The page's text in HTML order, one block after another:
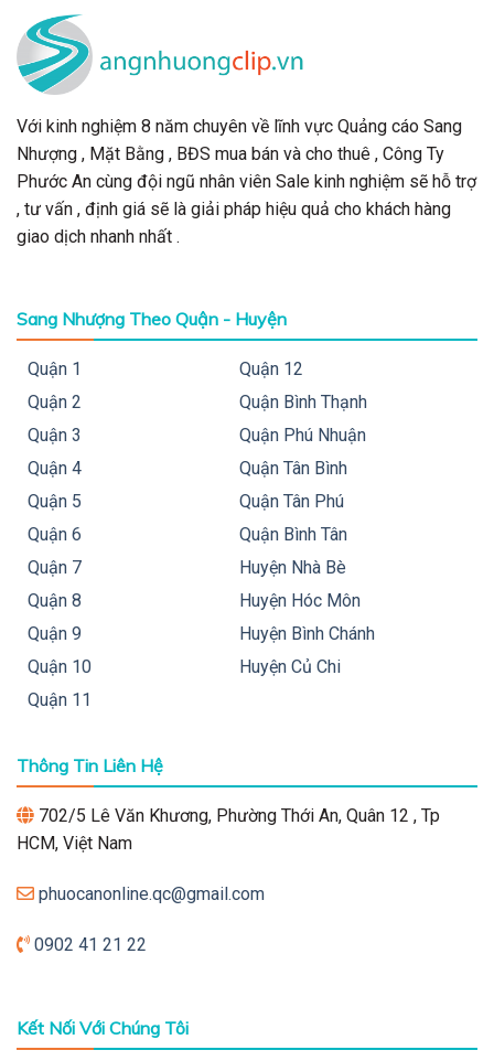
Với kinh nghiệm 8 năm chuyên về lĩnh vực Quảng cáo Sang
Nhượng , Mặt Bằng , BĐS mua bán và cho thuê , Công Ty
Phước An cùng đội ngũ nhân viên Sale kinh nghiệm sẽ hỗ trợ
, tư vấn , định giá sẽ là giải pháp hiệu quả cho khách hàng
giao dịch nhanh nhất .
Sang Nhượng Theo Quận - Huyện
Quận 1
Quận 2
Quận 3
Quận 4
Quận 5
Quận 6
Quận 7
Quận 8
Quận 9
Quận 10
Quận 11
Quận 12
Quận Bình Thạnh
Quận Phú Nhuận
Quận Tân Bình
Quận Tân Phú
Quận Bình Tân
Huyện Nhà Bè
Huyện Hóc Môn
Huyện Bình Chánh
Huyện Củ Chi
Thông Tin Liên Hệ
702/5 Lê Văn Khương, Phường Thới An, Quân 12 , Tp
HCM, Việt Nam
phuocanonline.qc@gmail.com
0902 41 21 22
Kết Nối Với Chúng Tôi